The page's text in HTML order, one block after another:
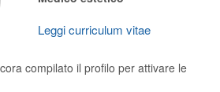
Leggi curriculum vitae
compilato il profilo per attivare le